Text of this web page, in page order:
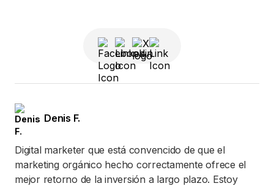
Denis F.
Digital marketer que está convencido de que el
marketing orgánico hecho correctamente ofrece el
mejor retorno de la inversión a largo plazo. Estoy